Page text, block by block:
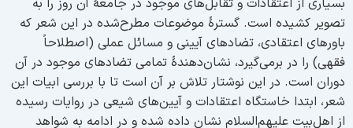
از اعتقادات و تقابل‌های موجود در جامعۀ آن روز را به
کشیده است. گسترۀ موضوعات مطرح‌شده در این شعر که
اعتقادی، تضادهای آیینی و مسائل عملی (اصطلاحاً
را در برمی‌گیرد، نشان‌دهندۀ تمامی تضادهای موجود در آن
است. در این نوشتار تلاش بر آن است تا با بررسی ابیات این
ابتدا خاستگاه اعتقادات و آیین‌های شیعی در روایات رسیده
اهل‌بیت علیهم‌السلام نشان داده شده و در ادامه به شواهد